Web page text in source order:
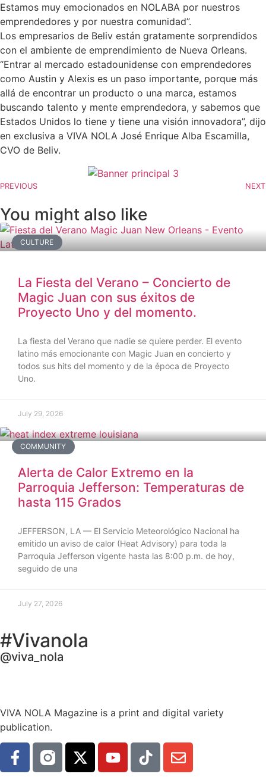
Estamos muy emocionados en NOLABA por nuestros
emprendedores y por nuestra comunidad”.
Los empresarios de Beliv están gratamente sorprendidos
con el ambiente de emprendimiento de Nueva Orleans.
“Entrar al mercado estadounidense con emprendedores
como Austin y Alexis es un paso importante, porque más
allá de encontrar un producto o una marca, estamos
buscando talento y mente emprendedora, y sabemos que
Estados Unidos lo tiene y tiene una visión innovadora”, dijo
en exclusiva a VIVA NOLA José Enrique Alba Escamilla,
CVO de Beliv.
PREVIOUS NEXT
You might also like
CULTURE
La Fiesta del Verano – Concierto de
Magic Juan con sus éxitos de
Proyecto Uno y del momento.
La fiesta del Verano que nadie se quiere perder. El evento
latino más emocionante con Magic Juan en concierto y
todos sus hits del momento y de la época de Proyecto
Uno.
July 29, 2026
COMMUNITY
Alerta de Calor Extremo en la
Parroquia Jefferson: Temperaturas de
hasta 115 Grados
JEFFERSON, LA — El Servicio Meteorológico Nacional ha
emitido un aviso de calor (Heat Advisory) para toda la
Parroquia Jefferson vigente hasta las 8:00 p.m. de hoy,
seguido de una
July 27, 2026
#Vivanola
@viva_nola
VIVA NOLA Magazine is a print and digital variety
publication.